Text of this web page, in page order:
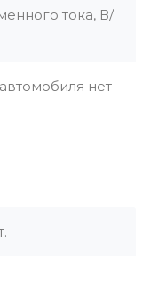
тока, В/
нет